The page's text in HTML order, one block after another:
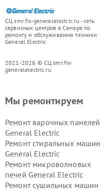
СЦ smr.fix-generalelectric.ru - сеть
сервисных центров в Самаре по
ремонту и обслуживанию техники
General Electric
2021-2026 © СЦ smr.fix-
generalelectric.ru
Мы ремонтируем
Ремонт варочных панелей
General Electric
Ремонт стиральных машин
General Electric
Ремонт микроволновых
печей General Electric
Ремонт сушильных машин